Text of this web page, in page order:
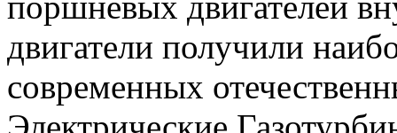
двигатели получили
современных